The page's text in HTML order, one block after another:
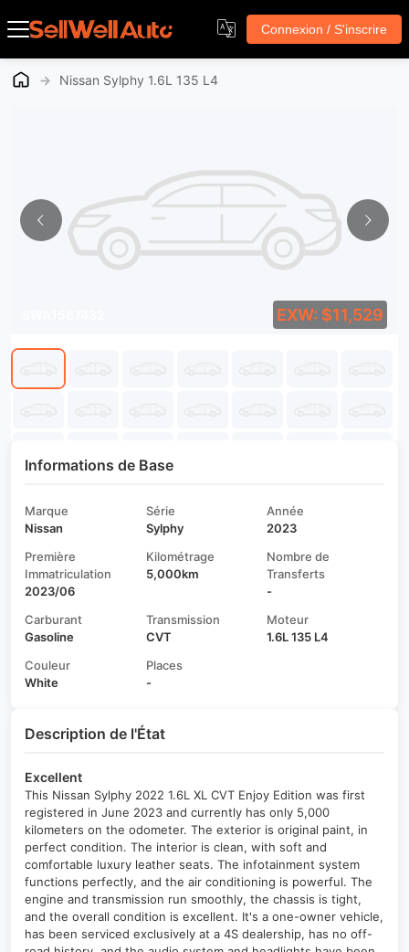
Connexion / S'inscrire
→ Nissan Sylphy 1.6L 135 L4
EXW: $11,529
Informations de Base
Marque
Nissan
Série
Sylphy
Année
2023
Première
Immatriculation
2023/06
Kilométrage
5,000km
Nombre de
Transferts
-
Carburant
Gasoline
Transmission
CVT
Moteur
1.6L 135 L4
Couleur
White
Places
-
Description de l'État
Excellent
This Nissan Sylphy 2022 1.6L XL CVT Enjoy Edition was first
registered in June 2023 and currently has only 5,000
kilometers on the odometer. The exterior is original paint, in
perfect condition. The interior is clean, with soft and
comfortable luxury leather seats. The infotainment system
functions perfectly, and the air conditioning is powerful. The
engine and transmission run smoothly, the chassis is tight,
and the overall condition is excellent. It's a one-owner vehicle,
has been serviced exclusively at a 4S dealership, has no off-